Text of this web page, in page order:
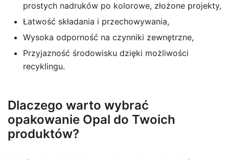
prostych nadruków po kolorowe, złożone projekty,
Łatwość składania i przechowywania,
Wysoka odporność na czynniki zewnętrzne,
Przyjazność środowisku dzięki możliwości
recyklingu.
Dlaczego warto wybrać
opakowanie Opal do Twoich
produktów?